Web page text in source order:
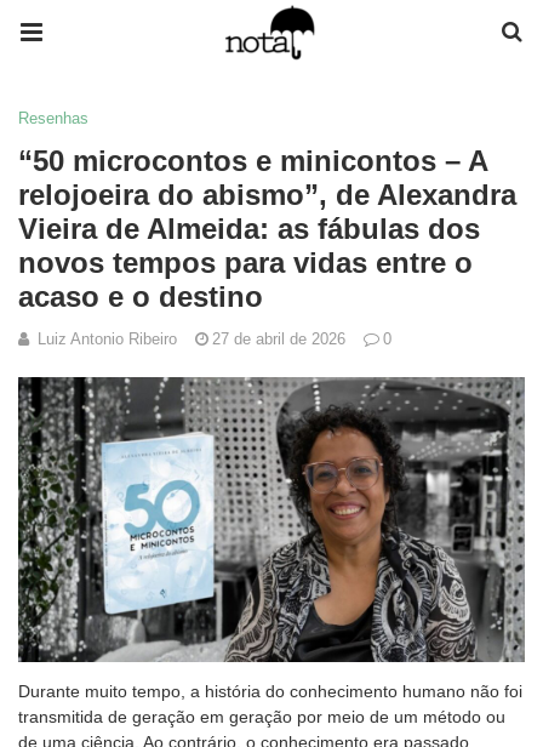
Resenhas
“50 microcontos e minicontos – A
relojoeira do abismo”, de Alexandra
Vieira de Almeida: as fábulas dos
novos tempos para vidas entre o
acaso e o destino
Luiz Antonio Ribeiro 27 de abril de 2026 0
Durante muito tempo, a história do conhecimento humano não foi
transmitida de geração em geração por meio de um método ou
de uma ciência. Ao contrário, o conhecimento era passado